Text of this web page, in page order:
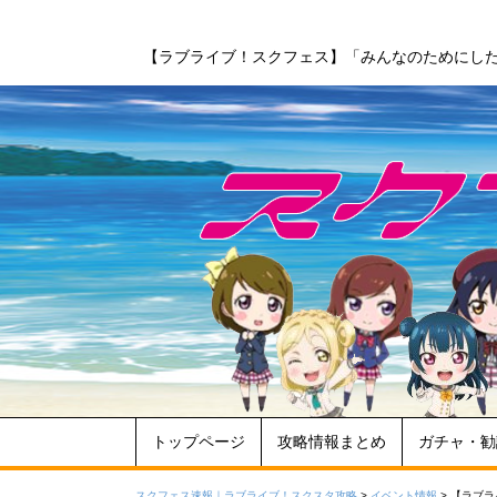
【ラブライブ！スクフェス】「みんなのために
トップページ 攻略情報まとめ ガチャ・